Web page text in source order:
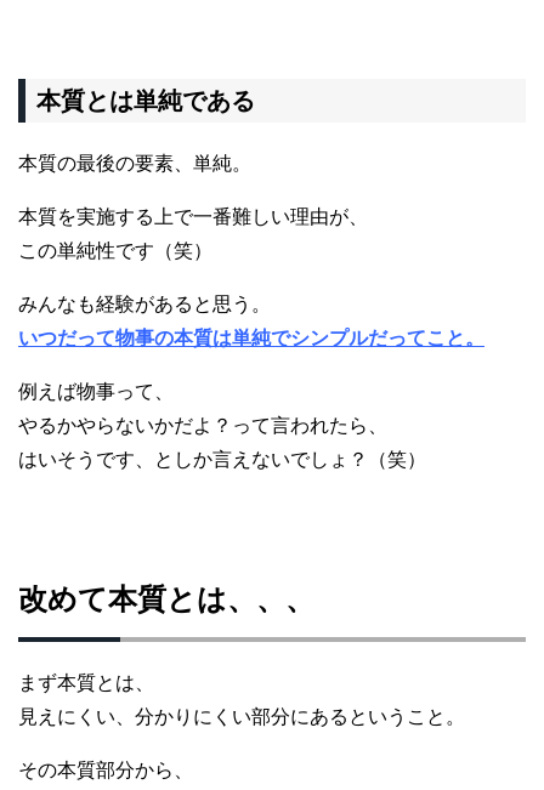
本質とは単純である
本質の最後の要素、単純。
本質を実施する上で一番難しい理由が、
この単純性です（笑）
みんなも経験があると思う。
いつだって物事の本質は単純でシンプルだってこと。
例えば物事って、
やるかやらないかだよ？って言われたら、
はいそうです、としか言えないでしょ？（笑）
改めて本質とは、、、
まず本質とは、
見えにくい、分かりにくい部分にあるということ。
その本質部分から、